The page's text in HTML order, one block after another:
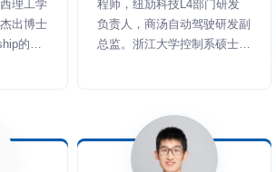
理工学
出博士
的获
掘顶
多知名
、
程师，纽劢科技L4部门研发
负责人，商汤自动驾驶研发副
总监。浙江大学控制系硕士，
等技术。